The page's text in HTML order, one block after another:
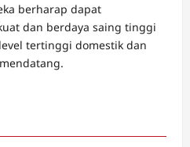
berharap dapat
dan berdaya saing tinggi
tertinggi domestik dan